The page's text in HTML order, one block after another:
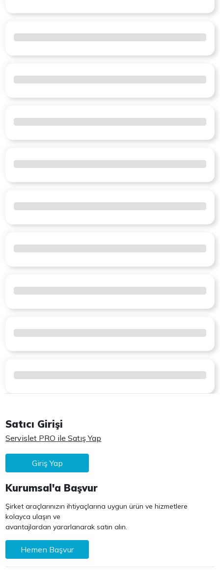
Satıcı Girişi
Servislet PRO ile Satış Yap
Giriş Yap
Kurumsal'a Başvur
Şirket araçlarınızın ihtiyaçlarına uygun ürün ve hizmetlere
kolayca ulaşın ve
avantajlardan yararlanarak satın alın.
Hemen Başvur